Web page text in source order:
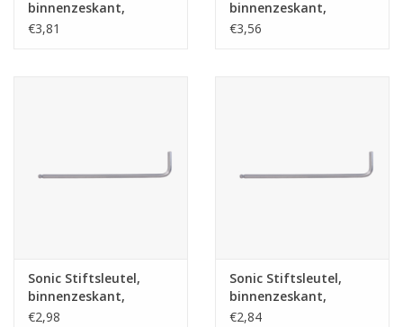
binnenzeskant,
kogelkop extra lang
€3,81
binnenzeskant,
kogelkop extra lang
€3,56
Sonic Stiftsleutel,
binnenzeskant,
kogelkop extra lang
€2,98
Sonic Stiftsleutel,
binnenzeskant,
kogelkop extra lang
€2,84